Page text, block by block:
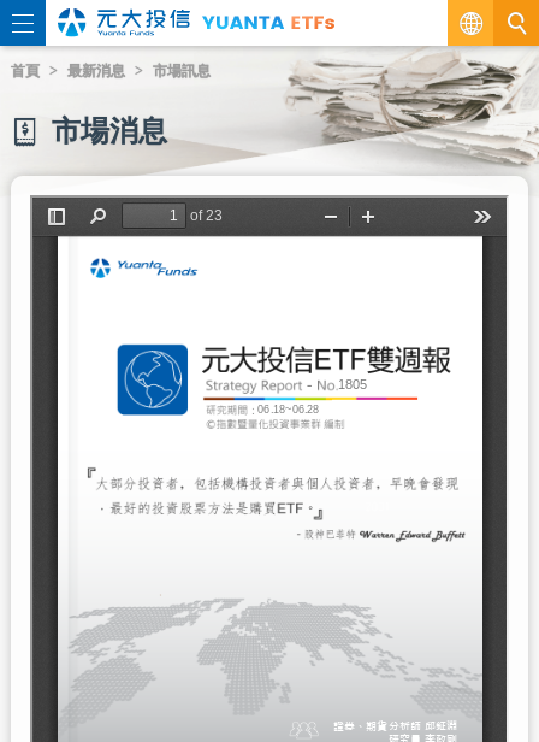
繁
EN
首頁 最新消息 市場訊息
市場消息